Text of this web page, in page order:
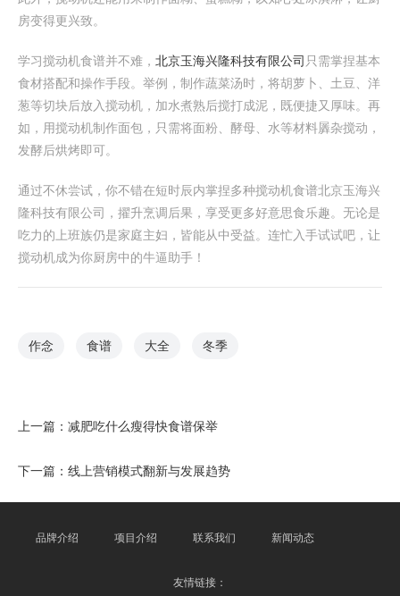
房变得更兴致。
学习搅动机食谱并不难， 北京玉海兴隆科技有限公司 只需掌捏基本
食材搭配和操作手段。举例，制作蔬菜汤时，将胡萝卜、土豆、洋
葱等切块后放入搅动机，加水煮熟后搅打成泥，既便捷又厚味。再
如，用搅动机制作面包，只需将面粉、酵母、水等材料羼杂搅动，
发酵后烘烤即可。
通过不休尝试，你不错在短时辰内掌捏多种搅动机食谱北京玉海兴
隆科技有限公司，擢升烹调后果，享受更多好意思食乐趣。无论是
吃力的上班族仍是家庭主妇，皆能从中受益。连忙入手试试吧，让
搅动机成为你厨房中的牛逼助手！
作念 食谱 大全 冬季
上一篇： 减肥吃什么瘦得快食谱保举
下一篇： 线上营销模式翻新与发展趋势
品牌介绍 项目介绍 联系我们 新闻动态
友情链接：